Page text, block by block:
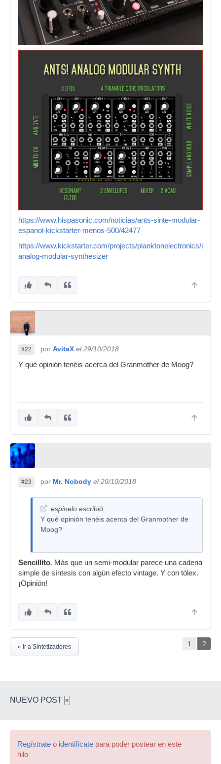
https://www.hispasonic.com/noticias/ants-sinte-modular-
espanol-kickstarter-menos-500/42477
https://www.kickstarter.com/projects/planktonelectronics/ants-
analog-modular-synthesizer
#22 por AvitaX el 29/10/2018
Y qué opinión tenéis acerca del Granmother de Moog?
#23 por Mr. Nobody el 29/10/2018
espinelo escribió:
Y qué opinión tenéis acerca del Granmother de
Moog?
Sencillito. Más que un semi-modular parece una cadena
simple de síntesis con algún efecto vintage. Y con tólex.
¡Opinión!
1 2
« Ir a Sintetizadores
NUEVO POST ×
Regístrate o identifícate para poder postear en este
hilo